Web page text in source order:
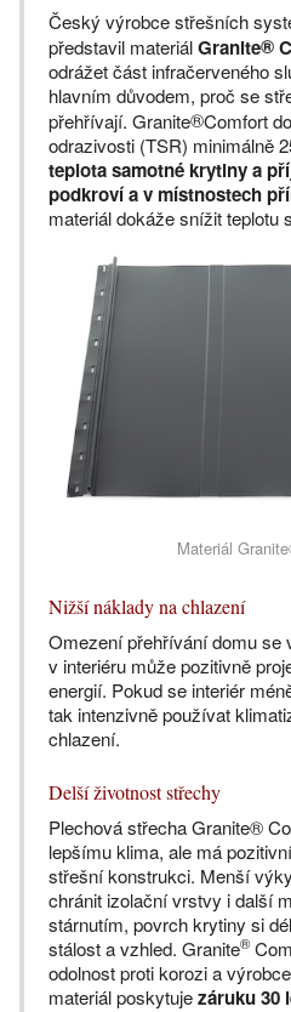
Český výrobce střešních
představil materiálGranite®
odrážet část infračerveného
hlavním důvodem, proč se
přehřívají. Granite®Comfort
odrazivosti (TSR) minimálně
teplota samotné krytiny a
podkroví a v místnostech
materiál dokáže snížit teplotu
Materiál
Nižší náklady na chlazení
Omezení přehřívání domu se
v interiéru může pozitivně
energií. Pokud se interiér
tak intenzivně používat
chlazení.
Delší životnost střechy
Plechová střecha Granite®
lepšímu klima, ale má
střešní konstrukci. Menší
chránit izolační vrstvy i další
stárnutím, povrch krytiny si
stálost a vzhled. Granite®
odolnost proti korozi a výrobce
materiál poskytujezáruku 30